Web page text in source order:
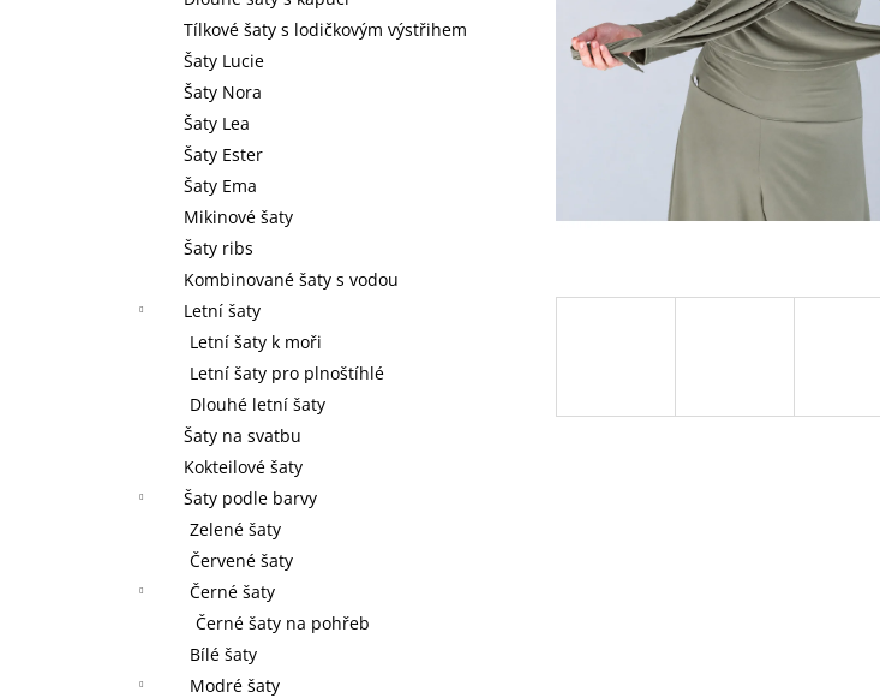
Tílkové šaty s lodičkovým výstřihem
Šaty Lucie
Šaty Nora
Šaty Lea
Šaty Ester
Šaty Ema
Mikinové šaty
Šaty ribs
Kombinované šaty s vodou
Letní šaty
Letní šaty k moři
Letní šaty pro plnoštíhlé
Dlouhé letní šaty
Šaty na svatbu
Kokteilové šaty
Šaty podle barvy
Zelené šaty
Červené šaty
Černé šaty
Černé šaty na pohřeb
Bílé šaty
Modré šaty